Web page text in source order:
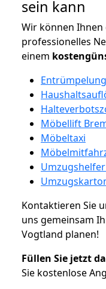
sein kann
Wir können
professionelles
einem
Entrümpelung
Möbellift
Möbeltaxi
Kontaktieren Sie
uns gemeinsam
Vogtland planen!
Füllen Sie jetzt
Sie kostenlose